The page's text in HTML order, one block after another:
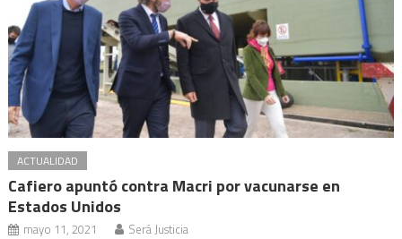
ACTUALIDAD
Cafiero apuntó contra Macri por vacunarse en
Estados Unidos
mayo 11, 2021 Será Justicia